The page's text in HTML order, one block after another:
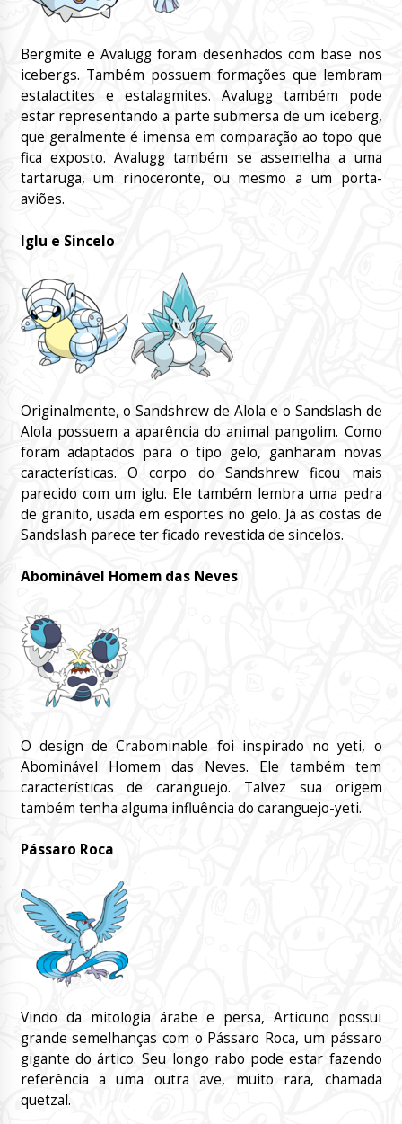
Bergmite e Avalugg foram desenhados com base nos
icebergs. Também possuem formações que lembram
estalactites e estalagmites. Avalugg também pode
estar representando a parte submersa de um iceberg,
que geralmente é imensa em comparação ao topo que
fica exposto. Avalugg também se assemelha a uma
tartaruga, um rinoceronte, ou mesmo a um porta-
aviões.
Iglu e Sincelo
Originalmente, o Sandshrew de Alola e o Sandslash de
Alola possuem a aparência do animal pangolim. Como
foram adaptados para o tipo gelo, ganharam novas
características. O corpo do Sandshrew ficou mais
parecido com um iglu. Ele também lembra uma pedra
de granito, usada em esportes no gelo. Já as costas de
Sandslash parece ter ficado revestida de sincelos.
Abominável Homem das Neves
O design de Crabominable foi inspirado no yeti, o
Abominável Homem das Neves. Ele também tem
características de caranguejo. Talvez sua origem
também tenha alguma influência do caranguejo-yeti.
Pássaro Roca
Vindo da mitologia árabe e persa, Articuno possui
grande semelhanças com o Pássaro Roca, um pássaro
gigante do ártico. Seu longo rabo pode estar fazendo
referência a uma outra ave, muito rara, chamada
quetzal.